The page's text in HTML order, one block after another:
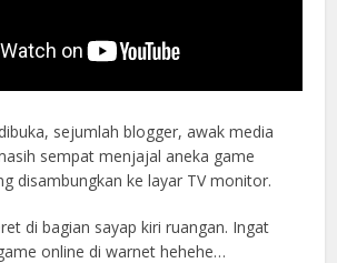
sejumlah blogger, awak media
sempat menjajal aneka game
disambungkan ke layar TV monitor.
di bagian sayap kiri ruangan. Ingat
online di warnet hehehe…